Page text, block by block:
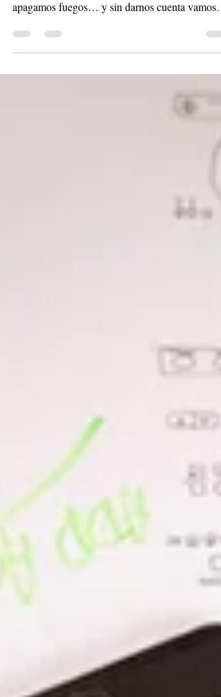
exceso de estímulos. Corremos, resolvemos,
apagamos fuegos… y sin darnos cuenta vamos
postergando lo que realmente construye